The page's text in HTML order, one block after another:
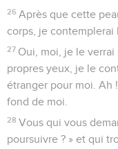
26 Après que cette
corps, je contemplerai
27 Oui, moi, je le
propres yeux, je le
étranger pour moi. Ah
fond de moi.
28 Vous qui vous
poursuivre ? » et qui